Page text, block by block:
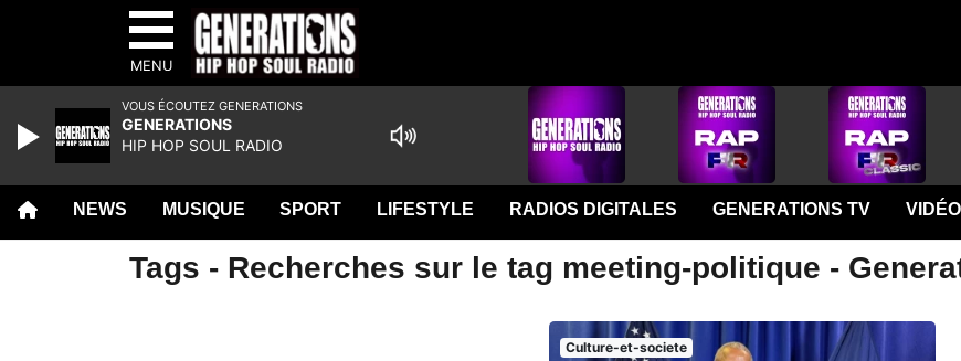
MENU
NEWS MUSIQUE SPORT LIFESTYLE RADIOS DIGITALES GENERATIONS TV
Tags - Recherches sur le tag meeting-politique -
Culture-et-societe
VOUS ÉCOUTEZ GENERATIONS
GENERATIONS
HIP HOP SOUL RADIO